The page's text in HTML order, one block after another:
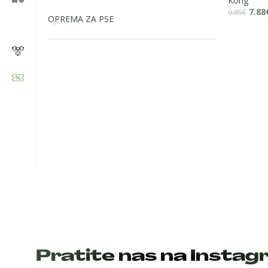
OPREMA ZA PSE
9.85€ 7.88
Pratite nas na